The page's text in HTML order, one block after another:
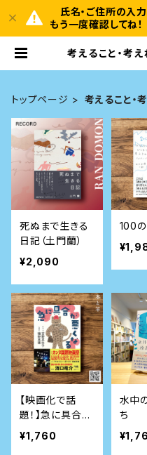
氏名・ご住所の入
もう一度確認してね！
考えること・考
トップページ 考えること・
死ぬまで生きる
日記（土門蘭）
¥2,090
100
【映画化で話
題！】急に具合が
悪くなる
¥1,760
水中
ち